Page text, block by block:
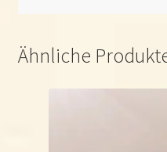
Ähnliche